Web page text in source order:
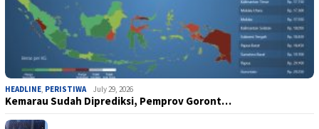
HEADLINE, PERISTIWA July 29, 2026
Kemarau Sudah Diprediksi, Pemprov Goront…